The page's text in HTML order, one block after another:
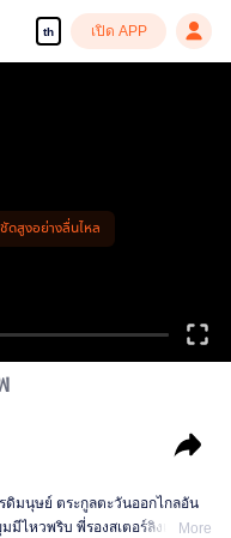
th เปิด APP
ดสูงอย่างลื่นไหล
ดิมนุษย์ ตระกูลตะวันออกไกลอัน
ไหวพริบ พี่รองสเตอร์ลิงเก่งนำ
More